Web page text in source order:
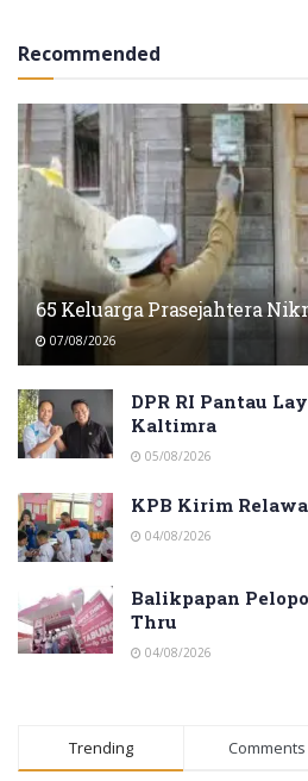
Recommended
65 Keluarga Prasejahtera
07/08/2026
DPR RI Pantau
Kaltimra
05/08/2026
KPB Kirim
04/08/2026
Balikpapan
Thru
04/08/2026
Trending Comments